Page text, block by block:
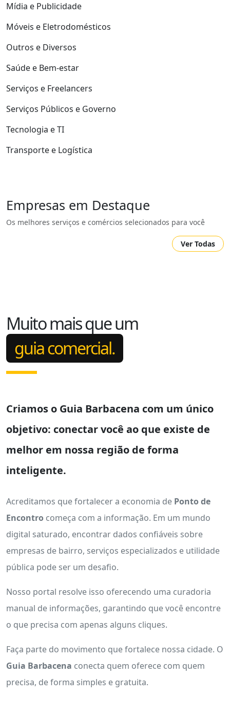
Mídia e Publicidade
Móveis e Eletrodomésticos
Outros e Diversos
Saúde e Bem-estar
Serviços e Freelancers
Serviços Públicos e Governo
Tecnologia e TI
Transporte e Logística
Empresas em Destaque
Os melhores serviços e comércios selecionados para você
Ver Todas
Muito mais que um
guia comercial.
Criamos o Guia Barbacena com um único
objetivo: conectar você ao que existe de
melhor em nossa região de forma
inteligente.
Acreditamos que fortalecer a economia de Ponto de
Encontro começa com a informação. Em um mundo
digital saturado, encontrar dados confiáveis sobre
empresas de bairro, serviços especializados e utilidade
pública pode ser um desafio.
Nosso portal resolve isso oferecendo uma curadoria
manual de informações, garantindo que você encontre
o que precisa com apenas alguns cliques.
Faça parte do movimento que fortalece nossa cidade. O
Guia Barbacena conecta quem oferece com quem
precisa, de forma simples e gratuita.